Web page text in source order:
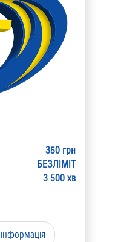
350 грн
БЕЗЛІМІТ
3 500 хв